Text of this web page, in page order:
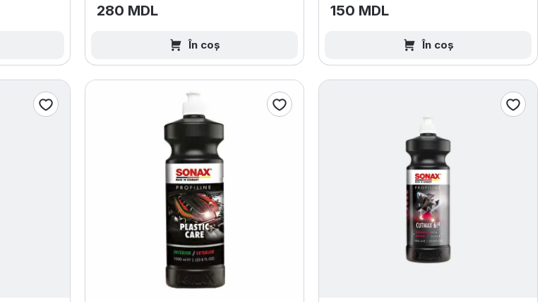
280 MDL
În coș
150 MDL
În coș